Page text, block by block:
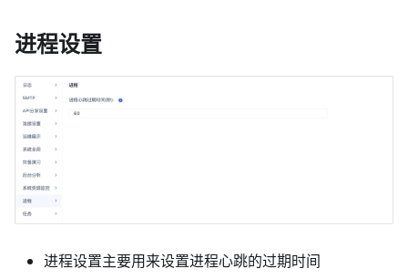
进程设置
进程设置主要用来设置进程心跳的过期时间